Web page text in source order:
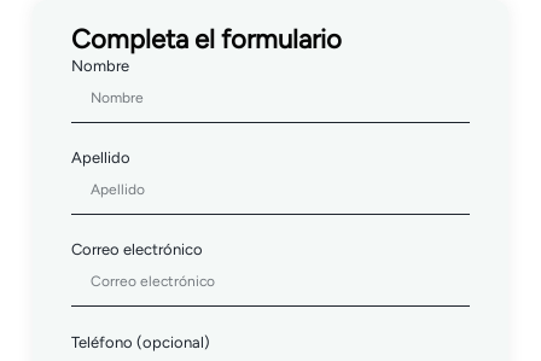
Completa el formulario
Nombre
Apellido
Correo electrónico
Teléfono (opcional)